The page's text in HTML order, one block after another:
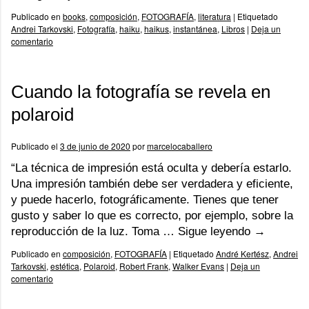
Publicado en books, composición, FOTOGRAFÍA, literatura | Etiquetado
Andrei Tarkovski, Fotografía, haiku, haikus, instantánea, Libros | Deja un
comentario
Cuando la fotografía se revela en
polaroid
Publicado el 3 de junio de 2020 pormarcelocaballero
“La técnica de impresión está oculta y debería estarlo.
Una impresión también debe ser verdadera y eficiente,
y puede hacerlo, fotográficamente. Tienes que tener
gusto y saber lo que es correcto, por ejemplo, sobre la
reproducción de la luz. Toma … Sigue leyendo →
Publicado en composición, FOTOGRAFÍA | Etiquetado André Kertész, Andrei
Tarkovski, estética, Polaroid, Robert Frank, Walker Evans | Deja un
comentario